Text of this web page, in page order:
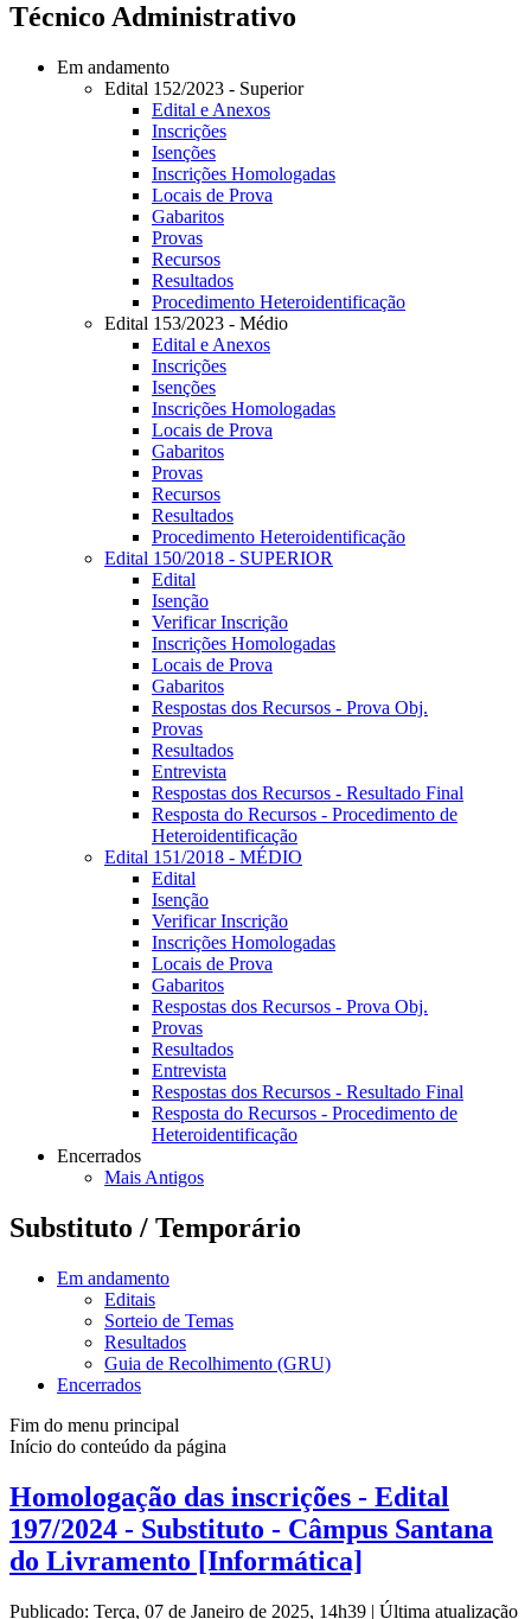
Técnico Administrativo
Em andamento
Edital 152/2023 - Superior
Edital e Anexos
Inscrições
Isenções
Inscrições Homologadas
Locais de Prova
Gabaritos
Provas
Recursos
Resultados
Procedimento Heteroidentificação
Edital 153/2023 - Médio
Edital e Anexos
Inscrições
Isenções
Inscrições Homologadas
Locais de Prova
Gabaritos
Provas
Recursos
Resultados
Procedimento Heteroidentificação
Edital 150/2018 - SUPERIOR
Edital
Isenção
Verificar Inscrição
Inscrições Homologadas
Locais de Prova
Gabaritos
Respostas dos Recursos - Prova Obj.
Provas
Resultados
Entrevista
Respostas dos Recursos - Resultado Final
Resposta do Recursos - Procedimento de
Heteroidentificação
Edital 151/2018 - MÉDIO
Edital
Isenção
Verificar Inscrição
Inscrições Homologadas
Locais de Prova
Gabaritos
Respostas dos Recursos - Prova Obj.
Provas
Resultados
Entrevista
Respostas dos Recursos - Resultado Final
Resposta do Recursos - Procedimento de
Heteroidentificação
Encerrados
Mais Antigos
Substituto / Temporário
Em andamento
Editais
Sorteio de Temas
Resultados
Guia de Recolhimento (GRU)
Encerrados
Fim do menu principal
Início do conteúdo da página
Homologação das inscrições - Edital
197/2024 - Substituto - Câmpus Santana
do Livramento [Informática]
Publicado: Terça, 07 de Janeiro de 2025, 14h39 | Última atualização